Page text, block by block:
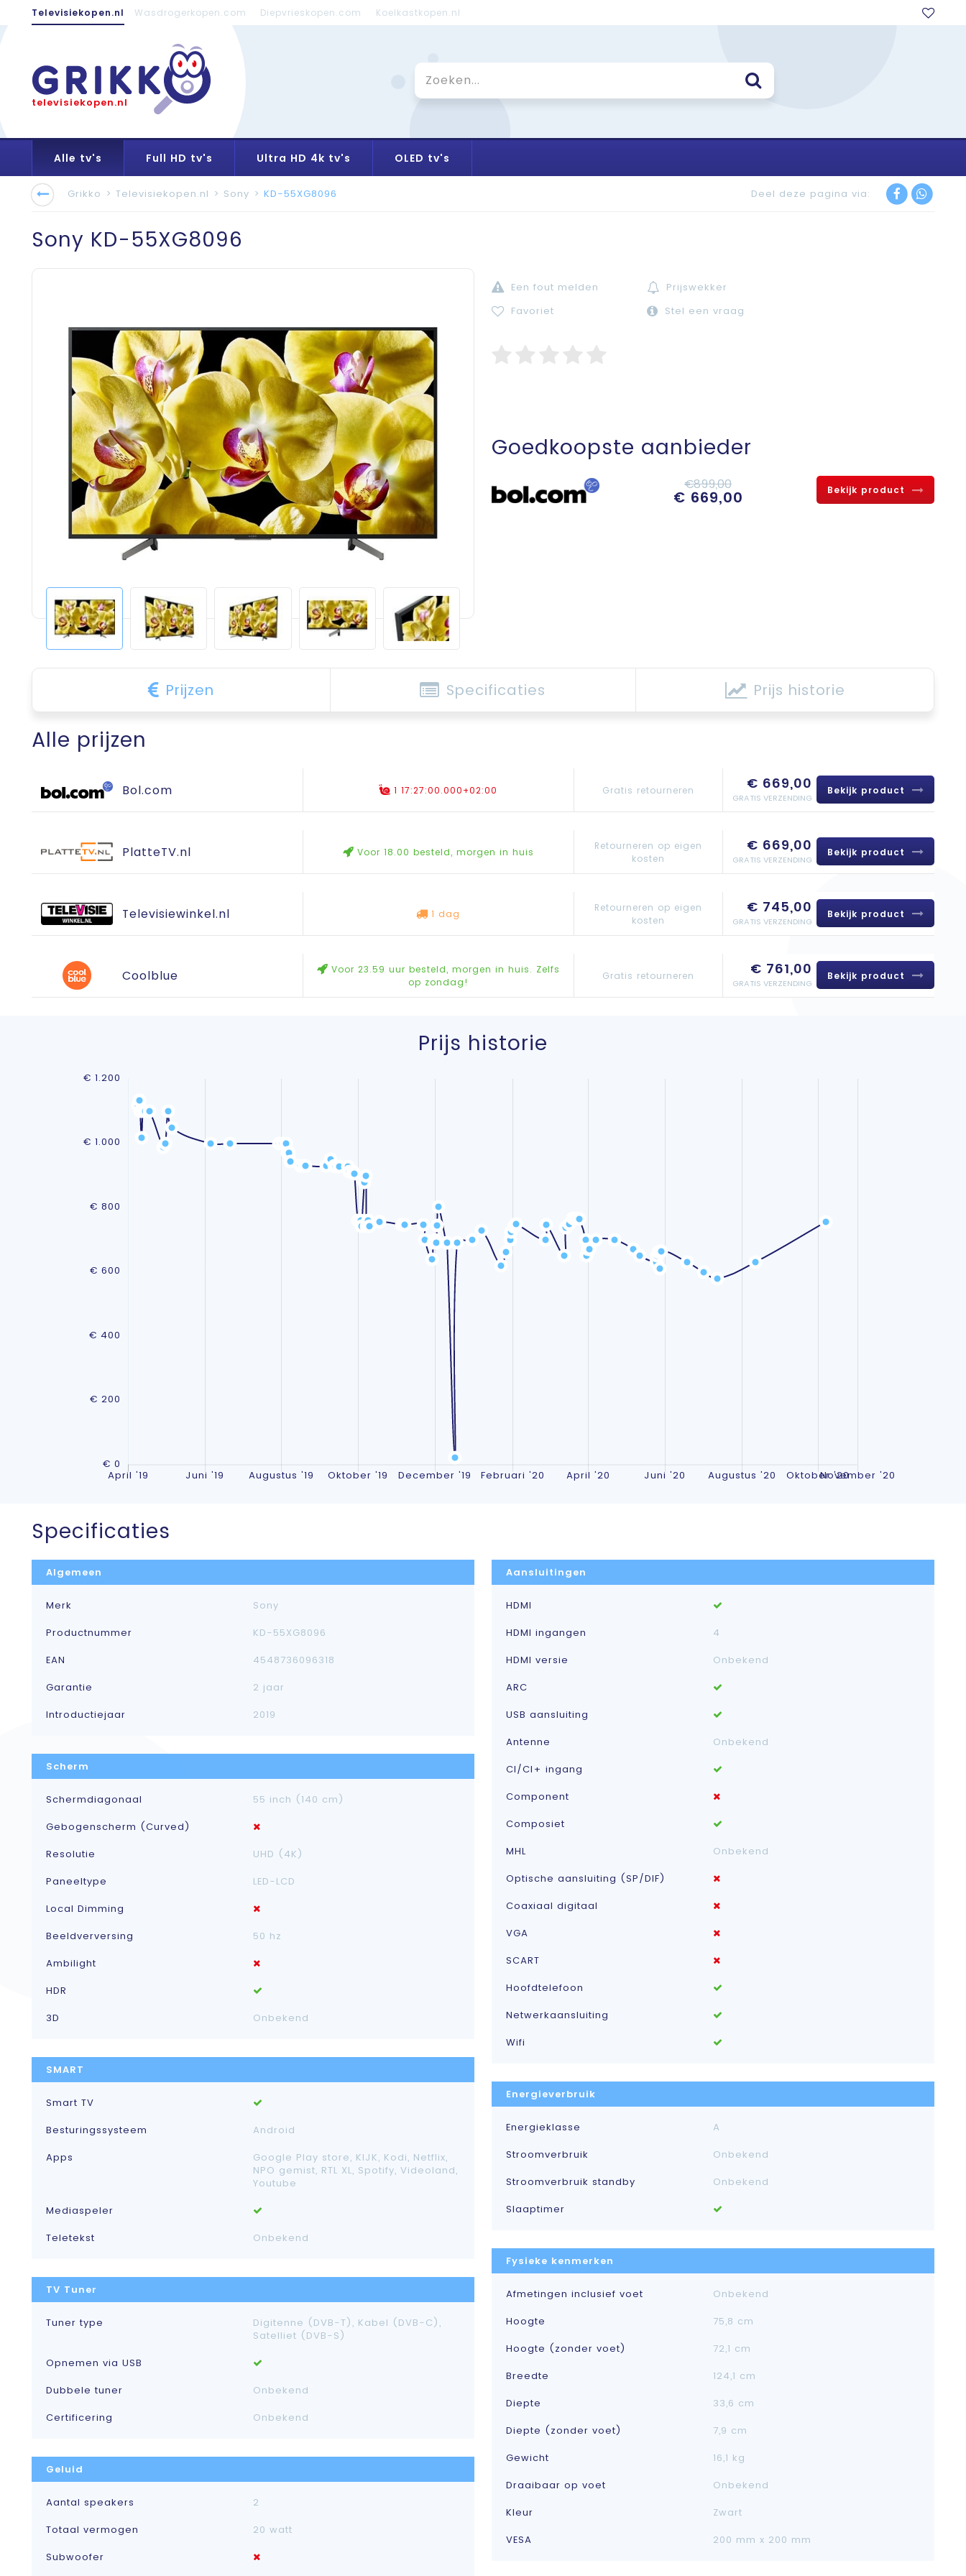
Televisiekopen.nl Wasdrogerkopen.com Diepvrieskopen.com Koelkastkopen.nl
televisiekopen.nl
Alle tv's Full HD tv's Ultra HD 4k tv's OLED tv's
Grikko > Televisiekopen.nl > Sony > KD-55XG8096 Deel deze pagina via:
Sony KD-55XG8096
Een fout melden
Prijswekker
Favoriet
Stel een vraag
Goedkoopste aanbieder
€899,00
€ 669,00 Bekijk product
Prijzen Specificaties Prijs historie
Alle prijzen
Bol.com 1 17:27:00.000+02:00 Gratis retourneren € 669,00
GRATIS VERZENDING
Bekijk product
PlatteTV.nl Voor 18.00 besteld, morgen in huis
Retourneren op eigen
kosten
€ 669,00
GRATIS VERZENDING
Bekijk product
Televisiewinkel.nl 1 dag
Retourneren op eigen
kosten
€ 745,00
GRATIS VERZENDING
Bekijk product
Coolblue
Voor 23.59 uur besteld, morgen in huis. Zelfs
op zondag!
Gratis retourneren € 761,00
GRATIS VERZENDING
Bekijk product
Prijs historie
Specificaties
Algemeen
Merk
Sony
Productnummer
KD-55XG8096
EAN
4548736096318
Garantie
2 jaar
Introductiejaar
2019
Scherm
Schermdiagonaal
55 inch (140 cm)
Gebogenscherm (Curved)
Resolutie
UHD (4K)
Paneeltype
LED-LCD
Local Dimming
Beeldverversing
50 hz
Ambilight
HDR
3D
Onbekend
SMART
Smart TV
Besturingssysteem
Android
Apps
Google Play store, KIJK, Kodi, Netflix,
NPO gemist, RTL XL, Spotify, Videoland,
Youtube
Mediaspeler
Teletekst
Onbekend
TV Tuner
Tuner type
Digitenne (DVB-T), Kabel (DVB-C),
Satelliet (DVB-S)
Opnemen via USB
Dubbele tuner
Onbekend
Certificering
Onbekend
Geluid
Aantal speakers
2
Totaal vermogen
20 watt
Subwoofer
Aansluitingen
HDMI
HDMI ingangen
4
HDMI versie
Onbekend
ARC
USB aansluiting
Antenne
Onbekend
CI/CI+ ingang
Component
Composiet
MHL
Onbekend
Optische aansluiting (SP/DIF)
Coaxiaal digitaal
VGA
SCART
Hoofdtelefoon
Netwerkaansluiting
Wifi
Energieverbruik
Energieklasse
A
Stroomverbruik
Onbekend
Stroomverbruik standby
Onbekend
Slaaptimer
Fysieke kenmerken
Afmetingen inclusief voet
Onbekend
Hoogte
75,8 cm
Hoogte (zonder voet)
72,1 cm
Breedte
124,1 cm
Diepte
33,6 cm
Diepte (zonder voet)
7,9 cm
Gewicht
16,1 kg
Draaibaar op voet
Onbekend
Kleur
Zwart
VESA
200 mm x 200 mm